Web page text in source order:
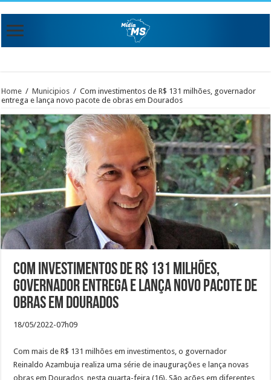
Home / Municipios / Com investimentos de R$ 131 milhões, governador
entrega e lança novo pacote de obras em Dourados
Com investimentos de R$ 131 milhões,
governador entrega e lança novo pacote de
obras em Dourados
18/05/2022-07h09
Com mais de R$ 131 milhões em investimentos, o governador
Reinaldo Azambuja realiza uma série de inaugurações e lança novas
obras em Dourados, nesta quarta-feira (16). São ações em diferentes